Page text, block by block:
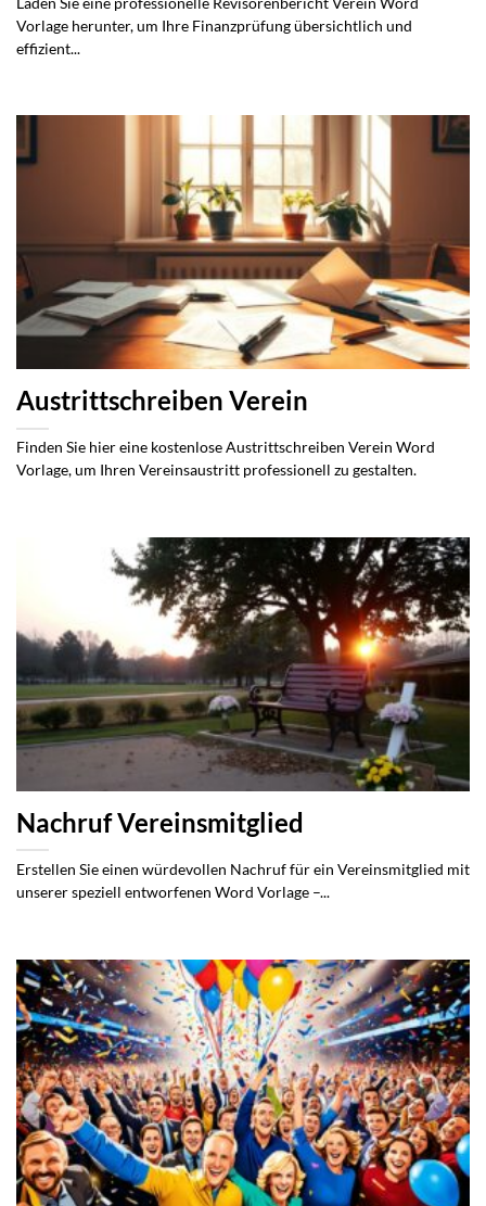
Vorlage herunter, um Ihre Finanzprüfung übersichtlich und
effizient...
Austrittschreiben Verein
Finden Sie hier eine kostenlose Austrittschreiben Verein Word
Vorlage, um Ihren Vereinsaustritt professionell zu gestalten.
Nachruf Vereinsmitglied
Erstellen Sie einen würdevollen Nachruf für ein Vereinsmitglied mit
unserer speziell entworfenen Word Vorlage –...